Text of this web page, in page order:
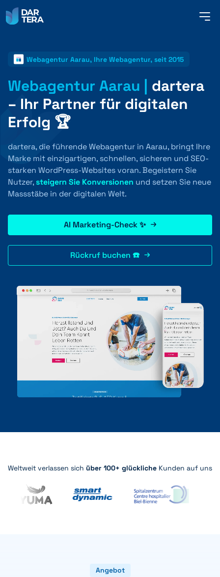
SERVICES
REFERENZEN
KONTAKT
DEUTSCH
+41 31 552 00 72
Nachricht senden 💌
Webagentur Aarau, Ihre Webagentur, seit 2015
Webagentur Aarau | dartera
– Ihr Partner für digitalen
Erfolg 🏆
dartera, die führende Webagentur in Aarau, bringt Ihre
Marke mit einzigartigen, schnellen, sicheren und SEO-
starken WordPress-Websites voran. Begeistern Sie
Nutzer, steigern Sie Konversionen und setzen Sie neue
Massstäbe in der digitalen Welt.
AI Marketing-Check ✨
Rückruf buchen ☎️
Weltweit verlassen sich über 100+ glückliche Kunden auf uns
Angebot